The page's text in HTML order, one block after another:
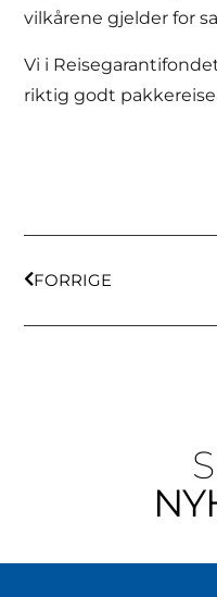
vilkårene gjelder for
Vi i
riktig godt
FORRIGE